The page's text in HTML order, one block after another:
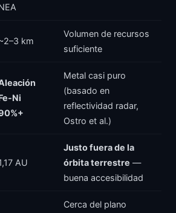
km
Volumen de recursos
suficiente
Ni
Metal casi puro
(basado en
reflectividad radar,
Ostro et al.)
AU
Justo fuera de la
órbita terrestre —
buena accesibilidad
Cerca del plano